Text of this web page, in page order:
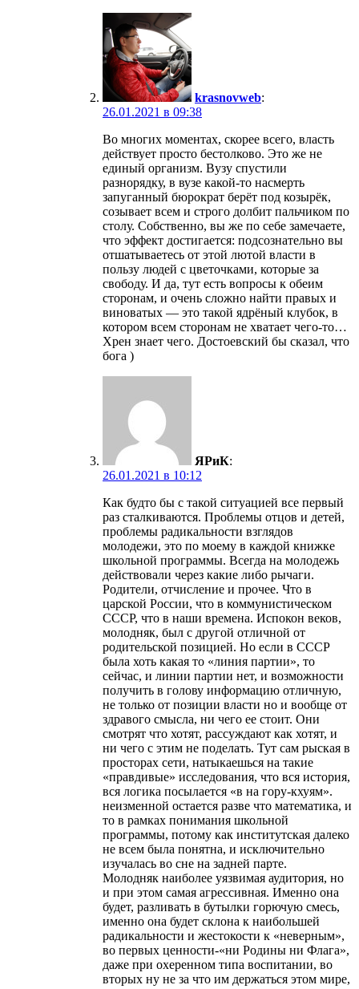
krasnovweb:
26.01.2021 в 09:38
Во многих моментах, скорее всего, власть
действует просто бестолково. Это же не
единый организм. Вузу спустили
разнорядку, в вузе какой-то насмерть
запуганный бюрократ берёт под козырёк,
созывает всем и строго долбит пальчиком по
столу. Собственно, вы же по себе замечаете,
что эффект достигается: подсознательно вы
отшатываетесь от этой лютой власти в
пользу людей с цветочками, которые за
свободу. И да, тут есть вопросы к обеим
сторонам, и очень сложно найти правых и
виноватых — это такой ядрёный клубок, в
котором всем сторонам не хватает чего-то…
Хрен знает чего. Достоевский бы сказал, что
бога )
ЯРиК:
26.01.2021 в 10:12
Как будто бы с такой ситуацией все первый
раз сталкиваются. Проблемы отцов и детей,
проблемы радикальности взглядов
молодежи, это по моему в каждой книжке
школьной программы. Всегда на молодежь
действовали через какие либо рычаги.
Родители, отчисление и прочее. Что в
царской России, что в коммунистическом
СССР, что в наши времена. Испокон веков,
молодняк, был с другой отличной от
родительской позицией. Но если в СССР
была хоть какая то «линия партии», то
сейчас, и линии партии нет, и возможности
получить в голову информацию отличную,
не только от позиции власти но и вообще от
здравого смысла, ни чего ее стоит. Они
смотрят что хотят, рассуждают как хотят, и
ни чего с этим не поделать. Тут сам рыская в
просторах сети, натыкаешься на такие
«правдивые» исследования, что вся история,
вся логика посылается «в на гору-кхуям».
неизменной остается разве что математика, и
то в рамках понимания школьной
программы, потому как институтская далеко
не всем была понятна, и исключительно
изучалась во сне на задней парте.
Молодняк наиболее уязвимая аудитория, но
и при этом самая агрессивная. Именно она
будет, разливать в бутылки горючую смесь,
именно она будет склона к наибольшей
радикальности и жестокости к «неверным»,
во первых ценности-«ни Родины ни Флага»,
даже при охеренном типа воспитании, во
вторых ну не за что им держаться этом мире,